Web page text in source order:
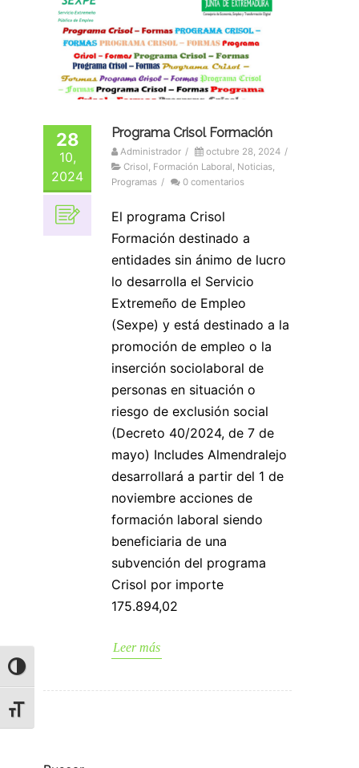
ALTERNAR ALTO CONTRASTE
ALTERNAR TAMAÑO DE LETRA
28
10,
2024
Programa Crisol Formación
Administrador / octubre 28, 2024 /
Crisol Formación Laboral Noticias
Programas / 0 comentarios
El programa Crisol
Formación destinado a
entidades sin ánimo de lucro
lo desarrolla el Servicio
Extremeño de Empleo
(Sexpe) y está destinado a la
promoción de empleo o la
inserción sociolaboral de
personas en situación o
riesgo de exclusión social
(Decreto 40/2024, de 7 de
mayo) Includes Almendralejo
desarrollará a partir del 1 de
noviembre acciones de
formación laboral siendo
beneficiaria de una
subvención del programa
Crisol por importe
175.894,02
Leer más